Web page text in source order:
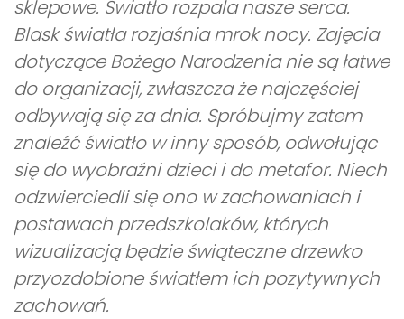
sklepowe. Światło rozpala nasze serca.
Blask światła rozjaśnia mrok nocy. Zajęcia
dotyczące Bożego Narodzenia nie są łatwe
do organizacji, zwłaszcza że najczęściej
odbywają się za dnia. Spróbujmy zatem
znaleźć światło w inny sposób, odwołując
się do wyobraźni dzieci i do metafor. Niech
odzwierciedli się ono w zachowaniach i
postawach przedszkolaków, których
wizualizacją będzie świąteczne drzewko
przyozdobione światłem ich pozytywnych
zachowań.